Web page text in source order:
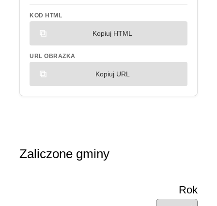
KOD HTML
Kopiuj HTML
URL OBRAZKA
Kopiuj URL
Zaliczone gminy
Rok